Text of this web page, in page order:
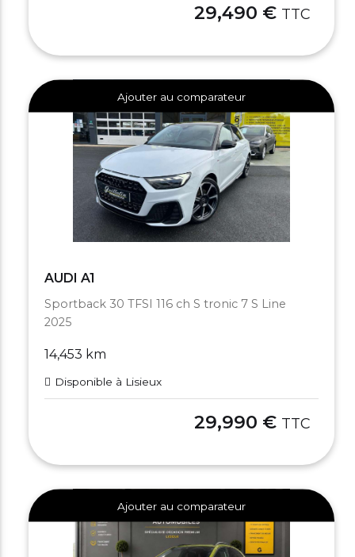
29,490 € TTC
Ajouter au comparateur
AUDI A1
Sportback 30 TFSI 116 ch S tronic 7 S Line
2025
14,453 km
Disponible à Lisieux
29,990 € TTC
Ajouter au comparateur